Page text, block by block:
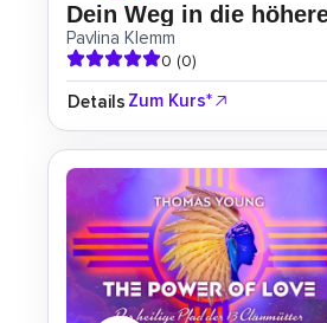
Pavlina Klemm
0 (0)
Details Zum Kurs*